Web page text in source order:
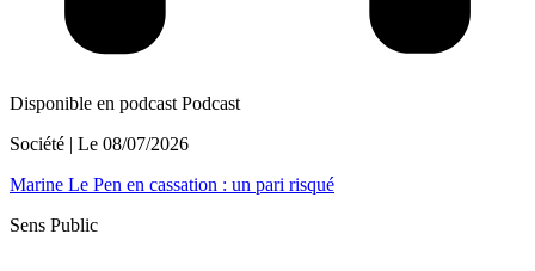
Disponible en podcast Podcast
Société | Le 08/07/2026
Marine Le Pen en cassation : un pari risqué
Sens Public